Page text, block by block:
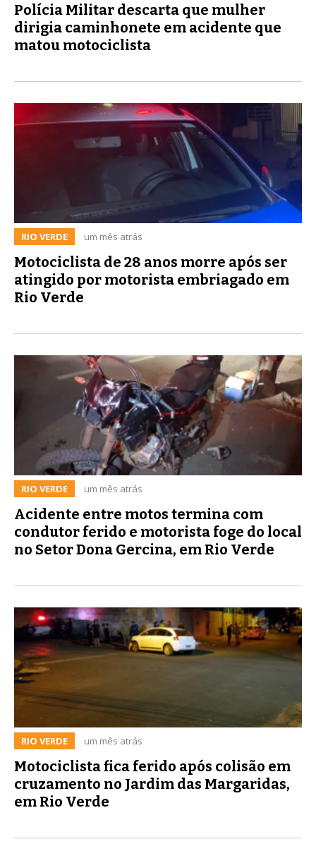
Polícia Militar descarta que mulher
dirigia caminhonete em acidente que
matou motociclista
RIO VERDE um mês atrás
Motociclista de 28 anos morre após ser
atingido por motorista embriagado em
Rio Verde
RIO VERDE um mês atrás
Acidente entre motos termina com
condutor ferido e motorista foge do local
no Setor Dona Gercina, em Rio Verde
RIO VERDE um mês atrás
Motociclista fica ferido após colisão em
cruzamento no Jardim das Margaridas,
em Rio Verde